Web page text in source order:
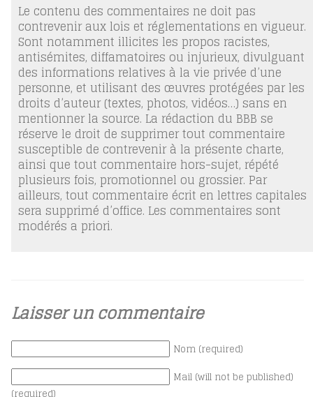
Le contenu des commentaires ne doit pas
contrevenir aux lois et réglementations en vigueur.
Sont notamment illicites les propos racistes,
antisémites, diffamatoires ou injurieux, divulguant
des informations relatives à la vie privée d’une
personne, et utilisant des œuvres protégées par les
droits d’auteur (textes, photos, vidéos…) sans en
mentionner la source. La rédaction du BBB se
réserve le droit de supprimer tout commentaire
susceptible de contrevenir à la présente charte,
ainsi que tout commentaire hors-sujet, répété
plusieurs fois, promotionnel ou grossier. Par
ailleurs, tout commentaire écrit en lettres capitales
sera supprimé d’office. Les commentaires sont
modérés a priori.
Laisser un commentaire
Nom (required)
Mail (will not be published)
(required)